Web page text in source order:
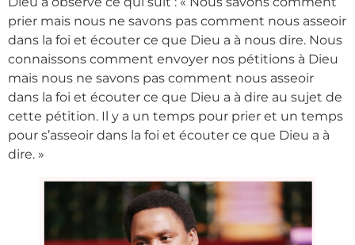
prier mais nous ne savons pas comment nous asseoir
dans la foi et écouter ce que Dieu a à nous dire. Nous
connaissons comment envoyer nos pétitions à Dieu
mais nous ne savons pas comment nous asseoir
dans la foi et écouter ce que Dieu a à dire au sujet de
cette pétition. Il y a un temps pour prier et un temps
pour s’asseoir dans la foi et écouter ce que Dieu a à
dire. »